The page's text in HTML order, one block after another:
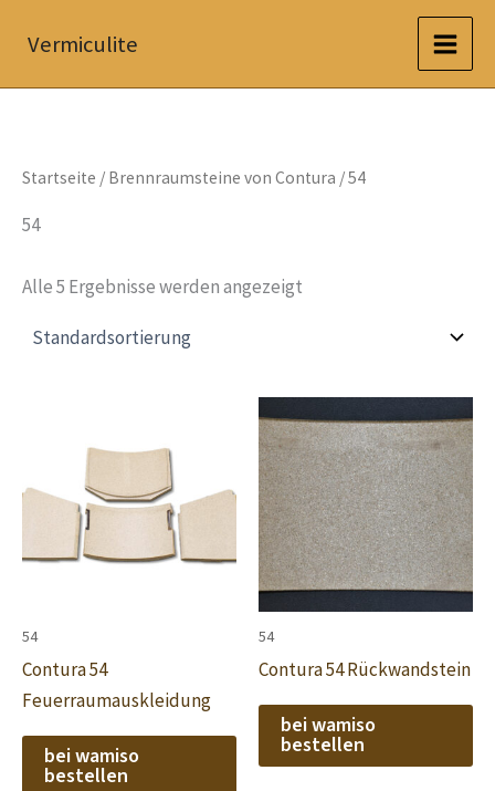
InhaltVermiculite
Startseite / Brennraumsteine von Contura / 54
54
Alle 5 Ergebnisse werden angezeigt
54
Contura 54
Feuerraumauskleidung
bei wamiso
bestellen
54
Contura 54 Rückwandstein
bei wamiso
bestellen